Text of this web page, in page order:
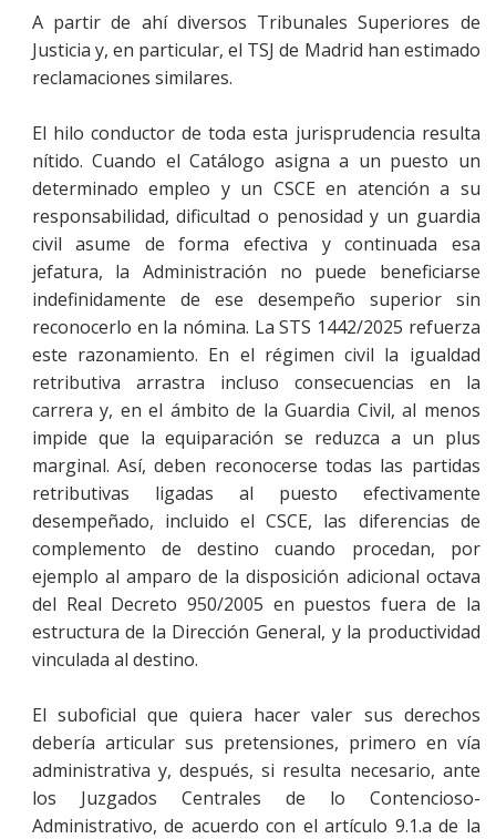
A partir de ahí diversos Tribunales Superiores de
Justicia y, en particular, el TSJ de Madrid han estimado
reclamaciones similares.
El hilo conductor de toda esta jurisprudencia resulta
nítido. Cuando el Catálogo asigna a un puesto un
determinado empleo y un CSCE en atención a su
responsabilidad, dificultad o penosidad y un guardia
civil asume de forma efectiva y continuada esa
jefatura, la Administración no puede beneficiarse
indefinidamente de ese desempeño superior sin
reconocerlo en la nómina. La STS 1442/2025 refuerza
este razonamiento. En el régimen civil la igualdad
retributiva arrastra incluso consecuencias en la
carrera y, en el ámbito de la Guardia Civil, al menos
impide que la equiparación se reduzca a un plus
marginal. Así, deben reconocerse todas las partidas
retributivas ligadas al puesto efectivamente
desempeñado, incluido el CSCE, las diferencias de
complemento de destino cuando procedan, por
ejemplo al amparo de la disposición adicional octava
del Real Decreto 950/2005 en puestos fuera de la
estructura de la Dirección General, y la productividad
vinculada al destino.
El suboficial que quiera hacer valer sus derechos
debería articular sus pretensiones, primero en vía
administrativa y, después, si resulta necesario, ante
los Juzgados Centrales de lo Contencioso-
Administrativo, de acuerdo con el artículo 9.1.a de la